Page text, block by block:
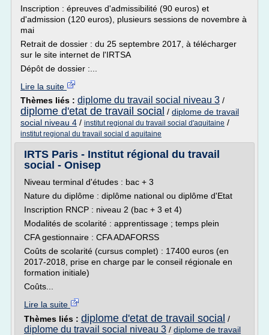
Inscription : épreuves d'admissibilité (90 euros) et
d'admission (120 euros), plusieurs sessions de novembre à
mai
Retrait de dossier : du 25 septembre 2017, à télécharger
sur le site internet de l'IRTSA
Dépôt de dossier :...
Lire la suite
Thèmes liés : diplome du travail social niveau 3 /
diplome d'etat de travail social / diplome de travail
social niveau 4 / institut regional du travail social d'aquitaine /
institut regional du travail social d aquitaine
IRTS Paris - Institut régional du travail
social - Onisep
Niveau terminal d'études : bac + 3
Nature du diplôme : diplôme national ou diplôme d'Etat
Inscription RNCP : niveau 2 (bac + 3 et 4)
Modalités de scolarité : apprentissage ; temps plein
CFA gestionnaire : CFA ADAFORSS
Coûts de scolarité (cursus complet) : 17400 euros (en
2017-2018, prise en charge par le conseil régionale en
formation initiale)
Coûts...
Lire la suite
Thèmes liés : diplome d'etat de travail social /
diplome du travail social niveau 3 / diplome de travail